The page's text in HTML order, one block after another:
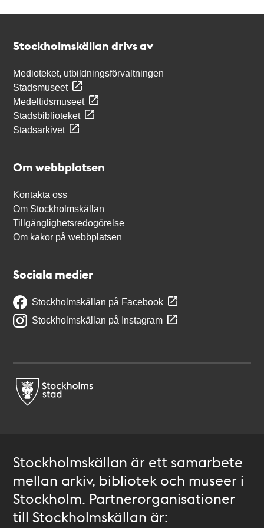
Stockholmskällan drivs av
Medioteket, utbildningsförvaltningen
Stadsmuseet
Medeltidsmuseet
Stadsbiblioteket
Stadsarkivet
Om webbplatsen
Kontakta oss
Om Stockholmskällan
Tillgänglighetsredogörelse
Om kakor på webbplatsen
Sociala medier
Stockholmskällan på Facebook
Stockholmskällan på Instagram
Stockholmskällan är ett samarbete
mellan arkiv, bibliotek och museer i
Stockholm. Partnerorganisationer
till Stockholmskällan är: